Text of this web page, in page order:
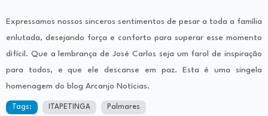
Expressamos nossos sinceros sentimentos de pesar a toda a família
enlutada, desejando força e conforto para superar esse momento
difícil. Que a lembrança de José Carlos seja um farol de inspiração
para todos, e que ele descanse em paz. Esta é uma singela
homenagem do blog Arcanjo Notícias.
Tags: ITAPETINGA Palmares